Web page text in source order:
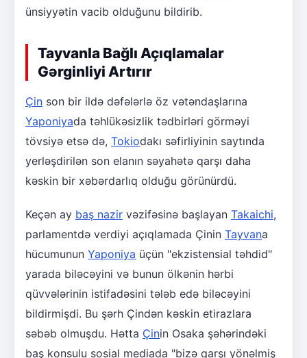
ünsiyyətin vacib olduğunu bildirib.
Tayvanla Bağlı Açıqlamalar
Gərginliyi Artırır
Çin son bir ildə dəfələrlə öz vətəndaşlarına
Yaponiyada təhlükəsizlik tədbirləri görməyi
tövsiyə etsə də, Tokiodakı səfirliyinin saytında
yerləşdirilən son elanın səyahətə qarşı daha
kəskin bir xəbərdarlıq olduğu görünürdü.
Keçən ay baş nazir vəzifəsinə başlayan Takaichi,
parlamentdə verdiyi açıqlamada Çinin Tayvana
hücumunun Yaponiya üçün "ekzistensial təhdid"
yarada biləcəyini və bunun ölkənin hərbi
qüvvələrinin istifadəsini tələb edə biləcəyini
bildirmişdi. Bu şərh Çindən kəskin etirazlara
səbəb olmuşdu. Hətta Çinin Osaka şəhərindəki
baş konsulu sosial mediada "bizə qarşı yönəlmiş